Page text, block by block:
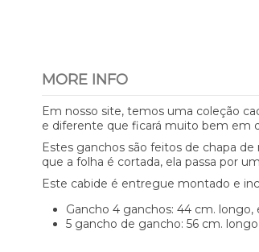
MORE INFO
Em nosso site, temos uma coleção
e diferente que ficará muito bem em
Estes ganchos são feitos de chapa
que a folha é cortada, ela passa por
Este cabide é entregue montado e
Gancho 4 ganchos: 44 cm.
5 gancho de gancho: 56 cm.